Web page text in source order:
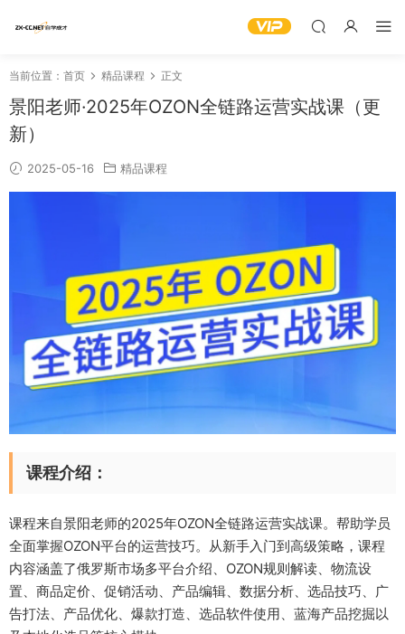
当前位置： 首页 精品课程 正文
景阳老师·2025年OZON全链路运营实战课（更
新）
2025-05-16 精品课程
课程介绍：
课程来自景阳老师的2025年OZON全链路运营实战课。帮助学员
全面掌握OZON平台的运营技巧。从新手入门到高级策略，课程
内容涵盖了俄罗斯市场多平台介绍、OZON规则解读、物流设
置、商品定价、促销活动、产品编辑、数据分析、选品技巧、广
告打法、产品优化、爆款打造、选品软件使用、蓝海产品挖掘以